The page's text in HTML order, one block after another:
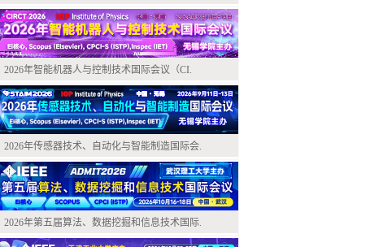
2026年智能机器人与控制技术国际会议（CI.
2026年传感器技术、自动化与智能制造国际会.
2026年第五届算法、数据挖掘和信息技术国际.